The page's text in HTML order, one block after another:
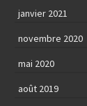
janvier 2021
novembre 2020
mai 2020
août 2019